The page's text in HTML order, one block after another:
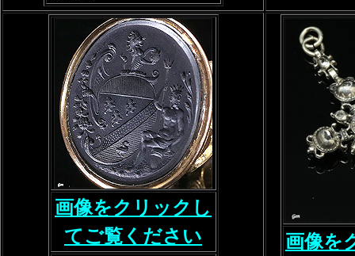
画像をクリックし
てご覧ください
画像を